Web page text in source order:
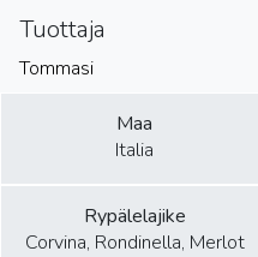
Tuottaja
Tommasi
Maa
Italia
Rypälelajike
Corvina, Rondinella, Merlot